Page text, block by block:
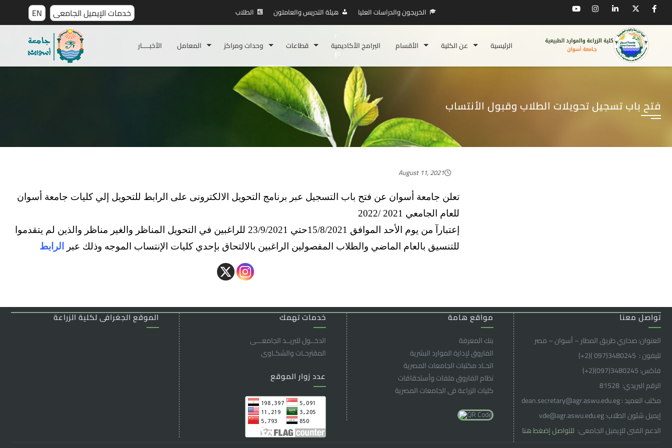
EN خدمات الإيميل الجامعى الطلاب هيئة التدريس والعاملون الخريجون والدراسات العليا
الأخبـــــار المعامل وحدات ومراكز قطاعات البرامج الأكاديمية الأقسام عن الكلية الرئيسية
فتح باب تسجيل تحويلات الطلاب وقبول الأنتساب
August 11, 2021
تعلن جامعة أسوان عن فتح باب التسجيل عبر برنامج التحويل الالكترونى على الرابط للتحويل إلي كليات جامعة أسوان
للعام الجامعي 2021 /2022
إعتبارآ من يوم الأحد الموافق 15/8/2021حتي 23/9/2021 للراغبين في التحويل المناظر والغير مناظر والذين لم يتقدموا
للتنسيق بالعام الماضي والطلاب المفصولين الراغبين بالالتحاق بإحدي كليات الإنتساب الموجه وذلك عبر
الرابط
الموقع الجغرافى لكلية الزراعة تواصل معنا
العنوان: صحاري طريق المطار – أسوان – مصر
تليفون : 3480245(097 )(2
+
)
فاكس: 3480245(097)(2
+
)
الرقم البريدي: 81528
مكتب العميد : dean.secretary@agr.aswu.edu.eg
إيميل شئون الطلاب: vde@agr.aswu.edu.eg
الدعم الفنى للإيميل الجامعى: للتواصل إضغط هنا
خدمات تهمك
الدخــول للبريــد الجامعـــى
المقترحـات والشكـاوى
عدد زوار الموقع
مواقع هامة
بنك المعرفة
الفاروق ﻹدارة الموارد البشرية
اتحـاد مكتبات الجامعات المصرية
نظام الفاروق ملفات وأستحقاقات
كليات الزراعة فى الجامعات المصرية